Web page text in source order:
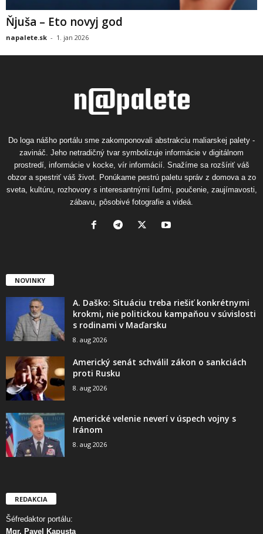
Ňjuša – Eto novyj god
napalete.sk - 1. jan 2026
Do loga nášho portálu sme zakomponovali abstrakciu maliarskej palety -
zavináč. Jeho netradičný tvar symbolizuje informácie v digitálnom
prostredí, informácie v kocke, vír informácií. Snažíme sa rozšíriť váš
obzor a spestriť váš život. Ponúkame pestrú paletu správ z domova a zo
sveta, kultúru, rozhovory s interesantnými ľuďmi, poučenie, zaujímavosti,
zábavu, pôsobivé fotografie a videá.
NOVINKY
A. Daško: Situáciu treba riešiť konkrétnymi
krokmi, nie politickou kampaňou v súvislosti
s rodinami v Maďarsku
8. aug 2026
Americký senát schválil zákon o sankciách
proti Rusku
8. aug 2026
Americké velenie neverí v úspech vojny s
Iránom
8. aug 2026
REDAKCIA
Šéfredaktor portálu:
Mgr. Pavel Kapusta